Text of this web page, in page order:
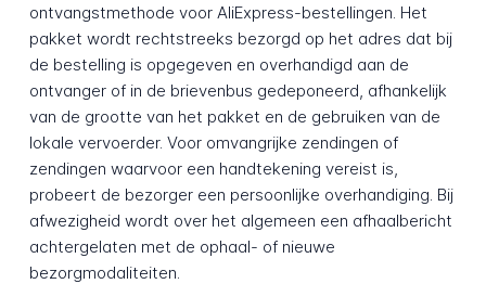
ontvangstmethode voor AliExpress-bestellingen. Het
pakket wordt rechtstreeks bezorgd op het adres dat bij
de bestelling is opgegeven en overhandigd aan de
ontvanger of in de brievenbus gedeponeerd, afhankelijk
van de grootte van het pakket en de gebruiken van de
lokale vervoerder. Voor omvangrijke zendingen of
zendingen waarvoor een handtekening vereist is,
probeert de bezorger een persoonlijke overhandiging. Bij
afwezigheid wordt over het algemeen een afhaalbericht
achtergelaten met de ophaal- of nieuwe
bezorgmodaliteiten.